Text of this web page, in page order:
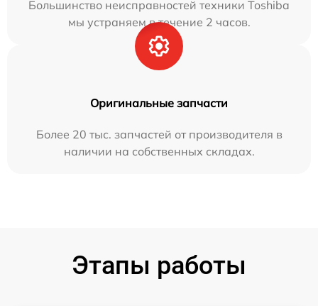
Большинство неисправностей техники Toshiba
мы устраняем в течение 2 часов.
Оригинальные запчасти
Более 20 тыс. запчастей от производителя в
наличии на собственных складах.
Этапы работы